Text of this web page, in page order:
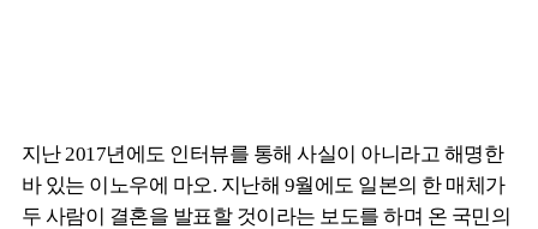
지난 2017년에도 인터뷰를 통해 사실이 아니라고 해명한
바 있는 이노우에 마오. 지난해 9월에도 일본의 한 매체가
두 사람이 결혼을 발표할 것이라는 보도를 하며 온 국민의